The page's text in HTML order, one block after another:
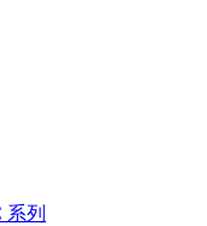
列